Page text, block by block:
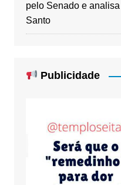
pelo Senado e
Santo
Publicidade